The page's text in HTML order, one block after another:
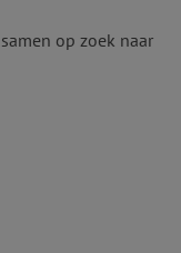
op zoek naar